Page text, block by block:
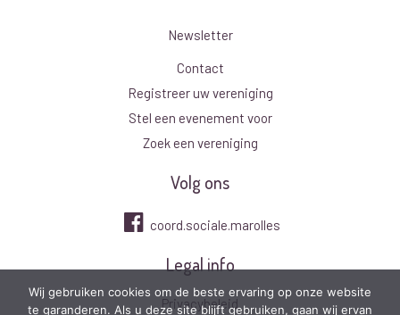
Newsletter
Contact
Registreer uw vereniging
Stel een evenement voor
Zoek een vereniging
Volg ons
coord.sociale.marolles
Legal info
Privacybeleid
Wij gebruiken cookies om de beste ervaring op onze website
te garanderen. Als u deze site blijft gebruiken, gaan wij ervan